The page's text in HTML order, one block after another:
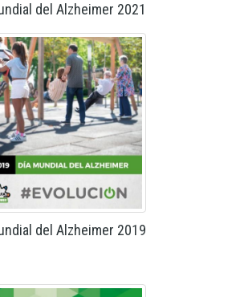
del Alzheimer 2021
del Alzheimer 2019